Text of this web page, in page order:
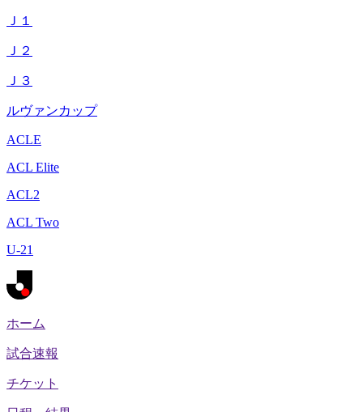
Ｊ１
Ｊ２
Ｊ３
ルヴァンカップ
ACLE
ACL Elite
ACL2
ACL Two
U-21
ホーム
試合速報
チケット